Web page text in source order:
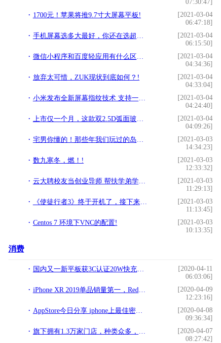
07:30:47]
1700元！苹果将推9.7寸大屏幕平板!
[2021-03-04
06:47:18]
手机屏幕选多大最好，你还在选超大屏吗？!
[2021-03-04
06:15:50]
微信小程序和百度轻应用有什么区别？!
[2021-03-04
04:34:36]
放弃太可惜，ZUK现状到底如何？!
[2021-03-04
04:33:04]
小米发布全新屏幕指纹技术 支持一键录入/大范围盲解!
[2021-03-04
04:24:40]
上市仅一个月，这款双2.5D弧面玻璃的华为手机就降价200!
[2021-03-04
04:09:26]
宅男你懂的！那些年我们玩过的岛国PSP恋爱养成类游戏!
[2021-03-03
14:34:23]
数九寒冬，燃！!
[2021-03-03
12:33:32]
云大聘校友当创业导师 帮扶学弟学妹自主创业!
[2021-03-03
11:29:13]
《使徒行者3》终于开机了，接下来轮到马国明霸屏了吗？!
[2021-03-03
11:13:45]
Centos 7 环境下VNC的配置!
[2021-03-03
10:13:35]
消费
国内又一新平板获3C认证20W快充加持 华为刚发布了MatePad Pro 5G
[2020-04-11
06:03:06]
iPhone XR 2019单品销量第一，Redmi Note 7成上榜唯一国产机型
[2020-04-09
12:23:16]
AppStore今日分享 iphone上最佳密室解谜游戏？The Room
[2020-04-08
09:36:34]
旗下拥有1.3万家门店，种类众多，当之无愧的中国零售之王
[2020-04-07
08:27:42]